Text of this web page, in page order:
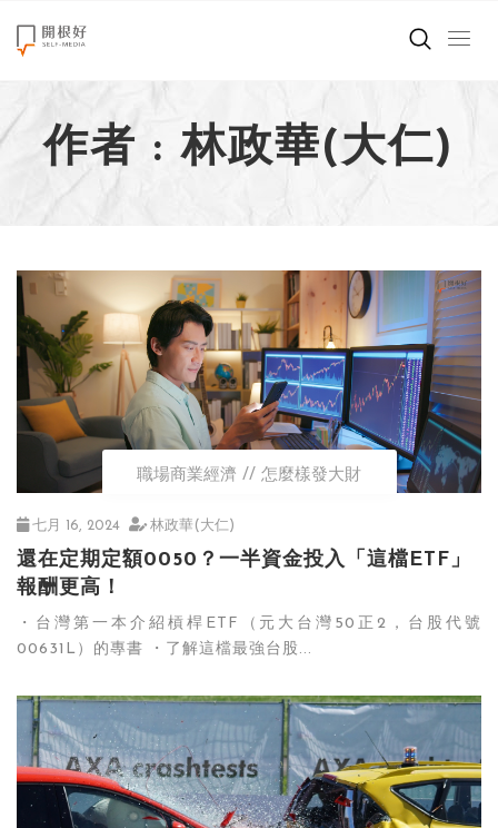
來點正能量
世界在想什麼
創造美好生活
職場商業經濟
影片專區
關於我們
作者 : 林政華(大仁)
職場商業經濟 怎麼樣發大財
七月 16, 2024 林政華(大仁)
還在定期定額0050？一半資金投入「這檔ETF」
報酬更高！
・台灣第一本介紹槓桿ETF（元大台灣50正2，台股代號
00631L）的專書 ・了解這檔最強台股...